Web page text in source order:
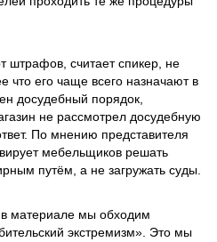
штрафов, считает спикер, не
что его чаще всего назначают в
досудебный порядок,
не рассмотрел досудебную
По мнению представителя
мебельщиков решать
путём, а не загружать суды.
материале мы обходим
экстремизм». Это мы